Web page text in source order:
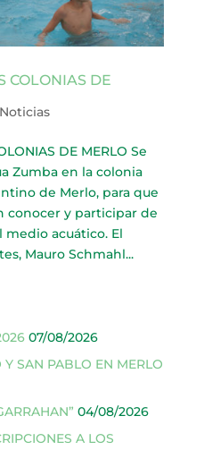
COLONIAS DE
Noticias
DE MERLO Se
Zumba en la colonia
de Merlo, para que
conocer y participar de
medio acuático. El
Mauro Schmahl...
07/08/2026
SAN PABLO EN MERLO
04/08/2026
A LOS